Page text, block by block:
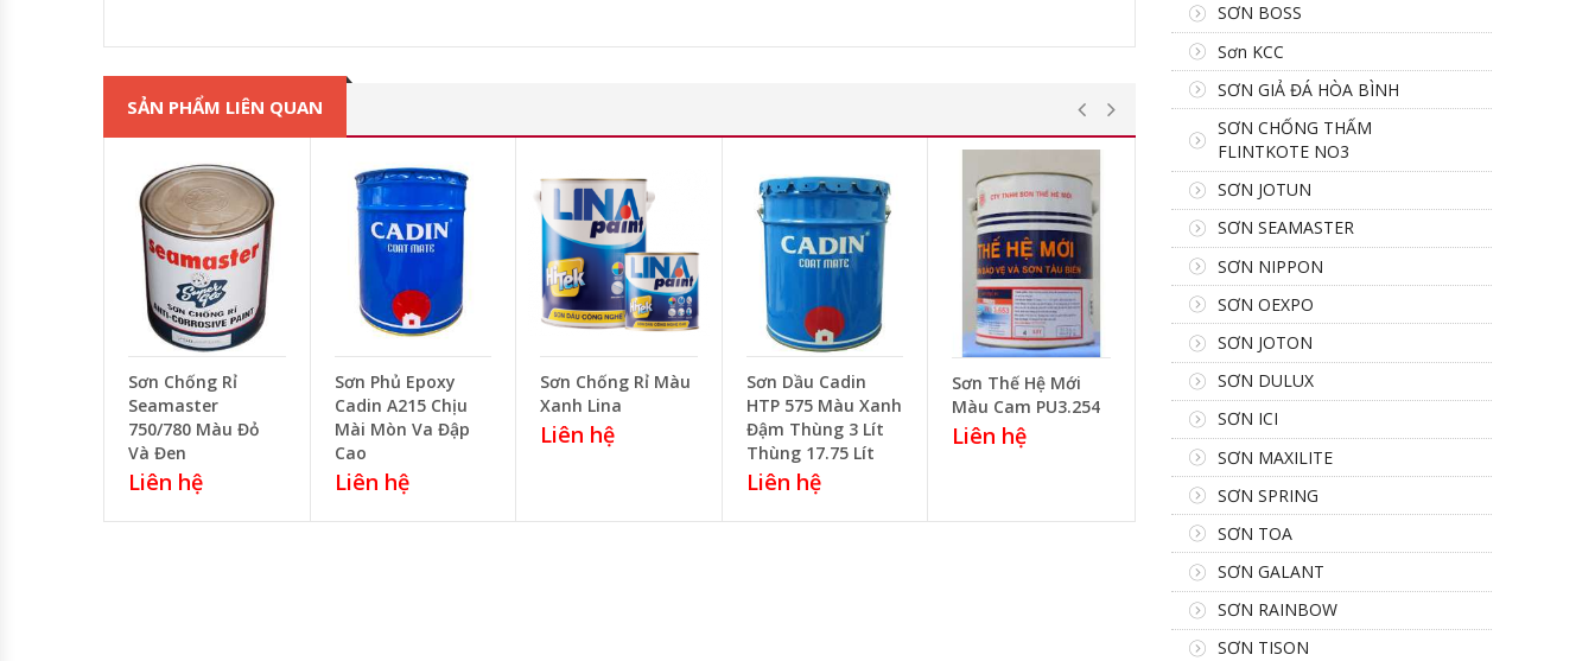
SẢN PHẨM LIÊN QUAN
Sơn Chống Rỉ
Seamaster
750/780 Màu Đỏ
Và Đen
Liên hệ
Sơn Phủ Epoxy
Cadin A215 Chịu
Mài Mòn Va Đập
Cao
Liên hệ
Sơn Chống Rỉ Màu
Xanh Lina
Liên hệ
Sơn Dầu Cadin
HTP 575 Màu Xanh
Đậm Thùng 3 Lít
Thùng 17.75 Lít
Liên hệ
Sơn Thế Hệ Mới
Màu Cam PU3.254
Liên hệ
SƠN BOSS
Sơn KCC
SƠN GIẢ ĐÁ HÒA BÌNH
SƠN CHỐNG THẤM
FLINTKOTE NO3
SƠN JOTUN
SƠN SEAMASTER
SƠN NIPPON
SƠN OEXPO
SƠN JOTON
SƠN DULUX
SƠN ICI
SƠN MAXILITE
SƠN SPRING
SƠN TOA
SƠN GALANT
SƠN RAINBOW
SƠN TISON